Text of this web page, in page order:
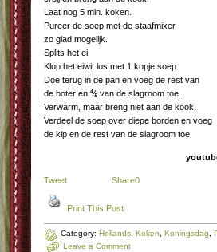
Laat nog 5 min. koken.
Pureer de soep met de staafmixer
zo glad mogelijk.
Splits het ei.
Klop het eiwit los met 1 kopje soep.
Doe terug in de pan en voeg de rest van
de boter en ⅘ van de slagroom toe.
Verwarm, maar breng niet aan de kook.
Verdeel de soep over diepe borden en voeg
de kip en de rest van de slagroom toe
Tweet Share0
Print This Post
Category: Hollands Koken Koningsdag
Leave a Comment